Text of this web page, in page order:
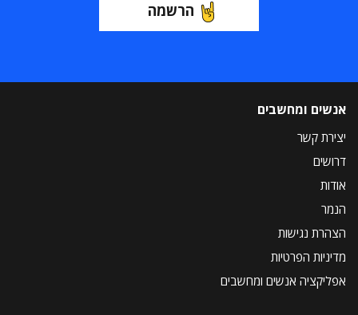
הרשמה
אנשים ומחשבים
יצירת קשר
דרושים
אודות
הנמר
הצהרת נגישות
מדיניות הפרטיות
אפליקציה אנשים ומחשבים